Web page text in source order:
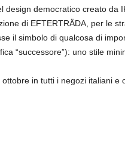
design democratico creato da
di EFTERTRÄDA, per le
il simbolo di qualcosa di
“successore”): uno stile
in tutti i negozi italiani e